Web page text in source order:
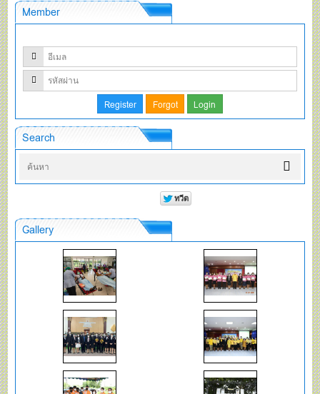
Member
Search
Gallery